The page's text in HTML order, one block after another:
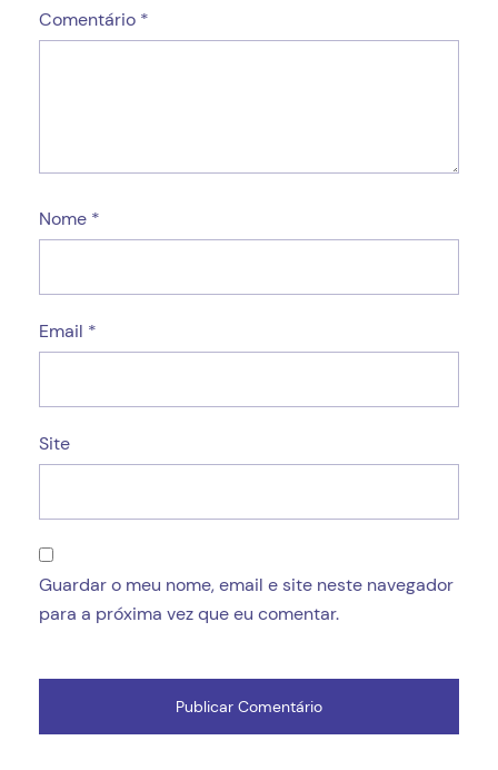
Comentário *
Nome *
Email *
Site
Guardar o meu nome, email e site neste navegador
para a próxima vez que eu comentar.